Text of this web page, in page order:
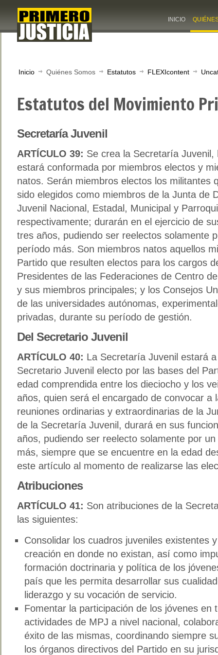
INICIO
Inicio Quiénes Somos Estatutos FLEXIcontent
Estatutos del Movimiento
Secretaría Juvenil
ARTÍCULO 39: Se crea la Secretaría Juvenil,
estará conformada por miembros electos y
natos. Serán miembros electos los militantes
sido elegidos como miembros de la Junta de
Juvenil Nacional, Estadal, Municipal y
respectivamente; durarán en el ejercicio de
tres años, pudiendo ser reelectos solamente
período más. Son miembros natos aquellos
Partido que resulten electos para los cargos
Presidentes de las Federaciones de Centro
y sus miembros principales; y los Consejos
de las universidades autónomas,
privadas, durante su período de gestión.
Del Secretario Juvenil
ARTÍCULO 40: La Secretaría Juvenil estará
Secretario Juvenil electo por las bases del
edad comprendida entre los dieciocho y los
años, quien será el encargado de convocar a
reuniones ordinarias y extraordinarias de la
de la Secretaría Juvenil, durará en sus
años, pudiendo ser reelecto solamente por
más, siempre que se encuentre en la edad
este artículo al momento de realizarse las
Atribuciones
ARTÍCULO 41: Son atribuciones de la
las siguientes:
Consolidar los cuadros juveniles existentes
creación en donde no existan, así como
formación doctrinaria y política de los
país que les permita desarrollar sus
liderazgo y su vocación de servicio.
Fomentar la participación de los jóvenes en
actividades de MPJ a nivel nacional,
éxito de las mismas, coordinando siempre
los órganos directivos del Partido en su